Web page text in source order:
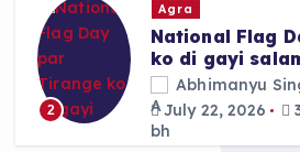
2
Agra
National Flag
ko di gayi
Abhimanyu
July 22, 2026